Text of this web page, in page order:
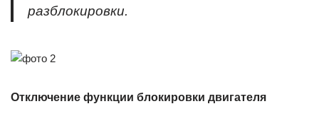
разблокировки.
Отключение функции блокировки двигателя